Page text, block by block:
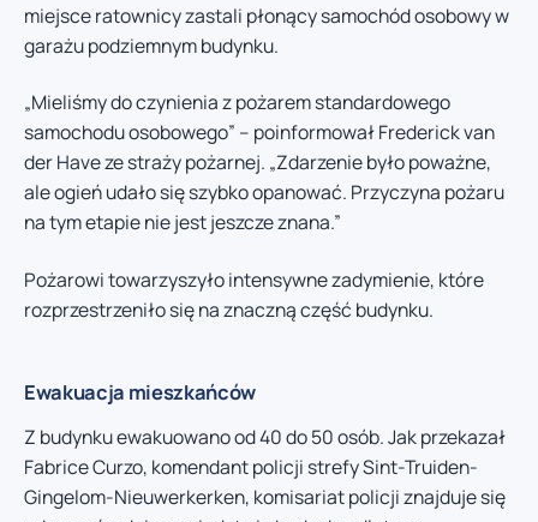
miejsce ratownicy zastali płonący samochód osobowy w
garażu podziemnym budynku.
„Mieliśmy do czynienia z pożarem standardowego
samochodu osobowego” – poinformował Frederick van
der Have ze straży pożarnej. „Zdarzenie było poważne,
ale ogień udało się szybko opanować. Przyczyna pożaru
na tym etapie nie jest jeszcze znana.”
Pożarowi towarzyszyło intensywne zadymienie, które
rozprzestrzeniło się na znaczną część budynku.
Ewakuacja mieszkańców
Z budynku ewakuowano od 40 do 50 osób. Jak przekazał
Fabrice Curzo, komendant policji strefy Sint-Truiden-
Gingelom-Nieuwerkerken, komisariat policji znajduje się